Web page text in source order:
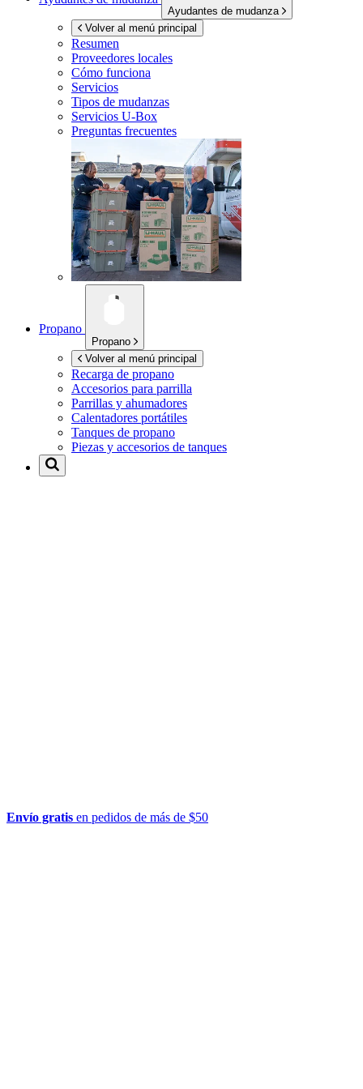
Ayudantes de mudanza
Volver al menú principal
Resumen
Proveedores locales
Cómo funciona
Servicios
Tipos de mudanzas
Servicios U-Box
Preguntas frecuentes
Propano
Propano
Volver al menú principal
Recarga de propano
Accesorios para parrilla
Parrillas y ahumadores
Calentadores portátiles
Tanques de propano
Piezas y accesorios de tanques
Envío gratis en pedidos de más de $50